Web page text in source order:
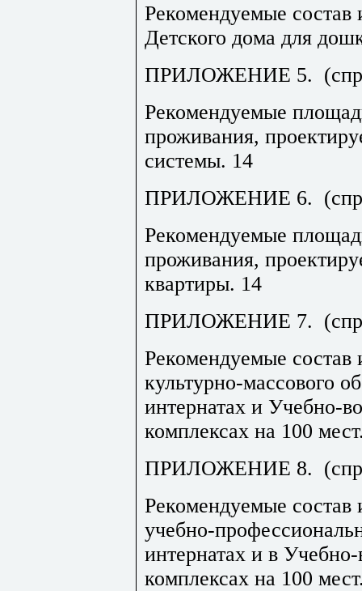
Рекомендуемые
Детского дома для
ПРИЛОЖЕНИЕ 5.
Рекомендуемые
проживания,
системы. 14
ПРИЛОЖЕНИЕ 6.
Рекомендуемые
проживания,
квартиры. 14
ПРИЛОЖЕНИЕ 7.
Рекомендуемые
культурно-массового
интернатах и Учебно-
комплексах на 100
ПРИЛОЖЕНИЕ 8.
Рекомендуемые
учебно-
интернатах и в
комплексах на 100